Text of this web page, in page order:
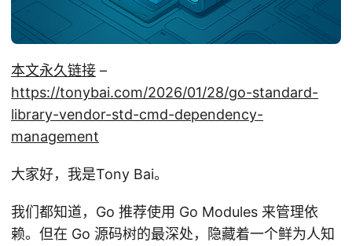
本文永久链接 –
https://tonybai.com/2026/01/28/go-standard-
library-vendor-std-cmd-dependency-
management
大家好，我是Tony Bai。
我们都知道，Go 推荐使用 Go Modules 来管理依
赖。但在 Go 源码树的最深处，隐藏着一个鲜为人知